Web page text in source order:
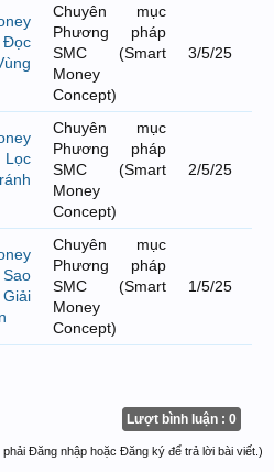
Chuyên mục
Phương pháp
SMC (Smart
Money
Concept)
3/5/25
Chuyên mục
Phương pháp
SMC (Smart
Money
Concept)
2/5/25
Chuyên mục
Phương pháp
SMC (Smart
Money
Concept)
1/5/25
Lượt bình luận : 0
phải Đăng nhập hoặc Đăng ký để trả lời bài viết.)